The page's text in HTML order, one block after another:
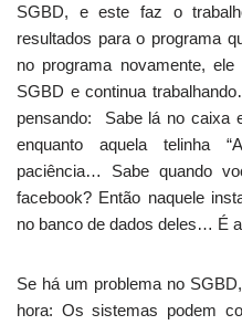
SGBD, e este faz o
resultados para o programa
no programa novamente,
SGBD e continua
pensando: Sabe lá no caixa
enquanto aquela telinha
paciência… Sabe quando
facebook? Então naquele
no banco de dados deles… É
Se há um problema no
hora: Os sistemas podem